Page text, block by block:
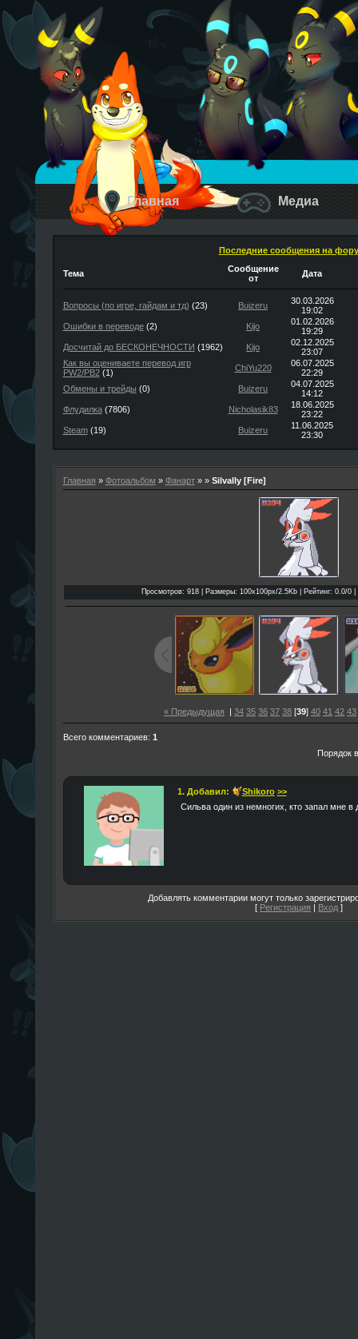
Главная Медиа
Последние сообщения на
Тема
Сообщение
от
Дата
Вопросы (по игре, гайдам и тд) (23) Buizeru
30.03.2026
19:02
Ошибки в переводе(2) Kijo
01.02.2026
19:29
Досчитай до БЕСКОНЕЧНОСТИ (1962) Kijo
02.12.2025
23:07
Как вы оцениваете перевод игр
PW2/PB2(1) ChiYu220
06.07.2025
22:29
Обмены и трейды (0) Buizeru
04.07.2025
14:12
Флудилка(7806) Nicholasik83
18.06.2025
23:22
Steam(19) Buizeru
11.06.2025
23:30
Главная » Фотоальбом » Фанарт» » Silvally [Fire]
Просмотров: 918 | Размеры: 100x100px/2.5Kb | Рейтинг: 0.0/0
« Предыдущая | 34 35 36 37 38 [39] 40 41 42 43
Всего комментариев: 1
Порядок
1. Добавил: Shikoro >>
Сильва один из немногих, кто запал мне в
Добавлять комментарии могут только
[ Регистрация Вход ]